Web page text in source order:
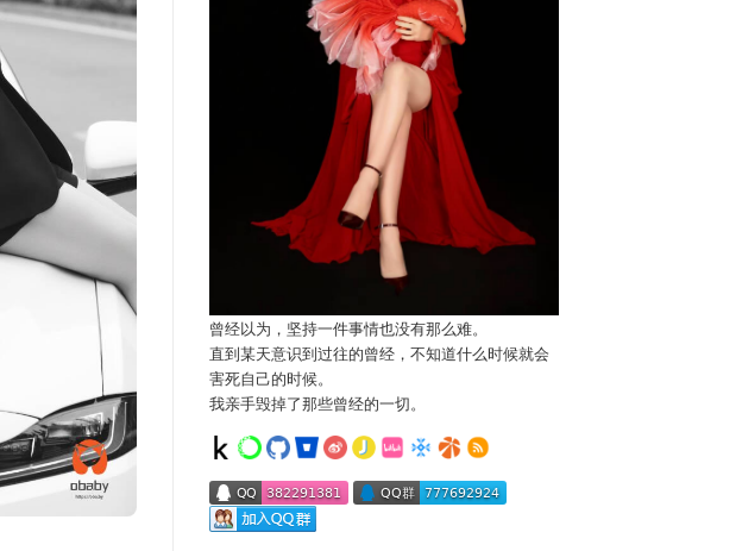
曾经以为，坚持一件事情也没有那么难。
直到某天意识到过往的曾经，不知道什么时候就会
害死自己的时候。
我亲手毁掉了那些曾经的一切。